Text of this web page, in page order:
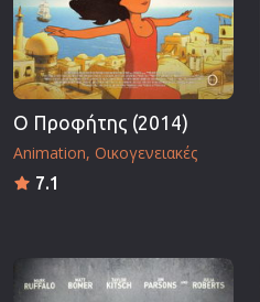
Ο Προφήτης (2014)
Animation Οικογενειακές
7.1